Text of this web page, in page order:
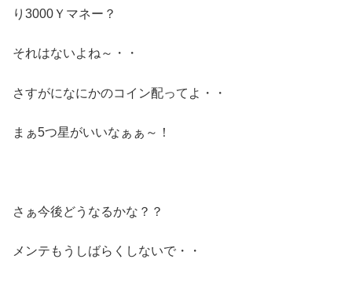
り3000Ｙマネー？
それはないよね～・・
さすがになにかのコイン配ってよ・・
まぁ5つ星がいいなぁぁ～！
さぁ今後どうなるかな？？
メンテもうしばらくしないで・・